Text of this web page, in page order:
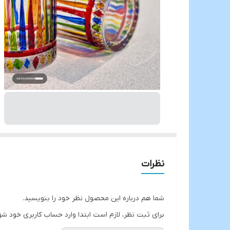
نظرات
شما هم درباره این محصول نظر خود را بنویسید.
برای ثبت نظر، لازم است ابتدا وارد حساب کاربری خود